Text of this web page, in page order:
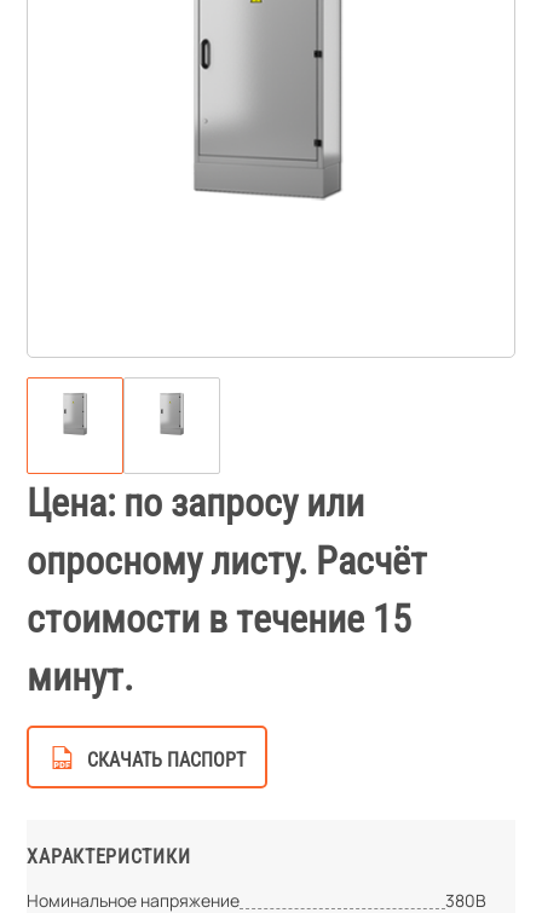
Цена: по запросу или
опросному листу. Расчёт
стоимости в течение 15
минут.
СКАЧАТЬ ПАСПОРТ
ХАРАКТЕРИСТИКИ
Номинальное напряжение
380В